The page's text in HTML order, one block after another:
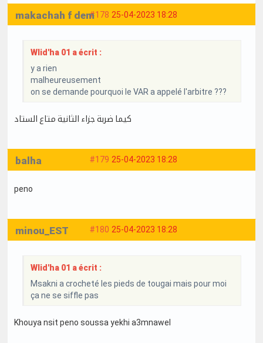
#178 25-04-2023 18:28
makachah f dem
Wlid'ha 01 a écrit :
y a rien
malheureusement
on se demande pourquoi le VAR a appelé l'arbitre ???
كيما ضربة جزاء الثانية متاع الستاد
#179 25-04-2023 18:28
balha
peno
#180 25-04-2023 18:28
minou_EST
Wlid'ha 01 a écrit :
Msakni a crocheté les pieds de tougai mais pour moi
ça ne se siffle pas
Khouya nsit peno soussa yekhi a3mnawel